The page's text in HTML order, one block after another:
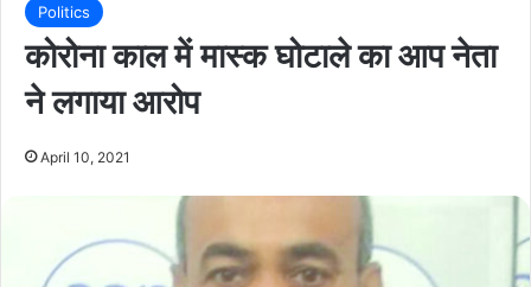
Politics
कोरोना काल में मास्क घोटाले का आप नेता
ने लगाया आरोप
April 10, 2021